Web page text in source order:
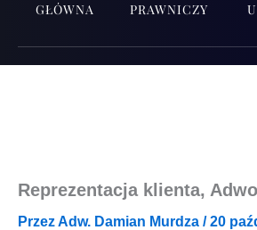
GŁÓWNA
PRAWNICZY
Reprezentacja klienta,
PrzezAdw. Damian Murdza /20